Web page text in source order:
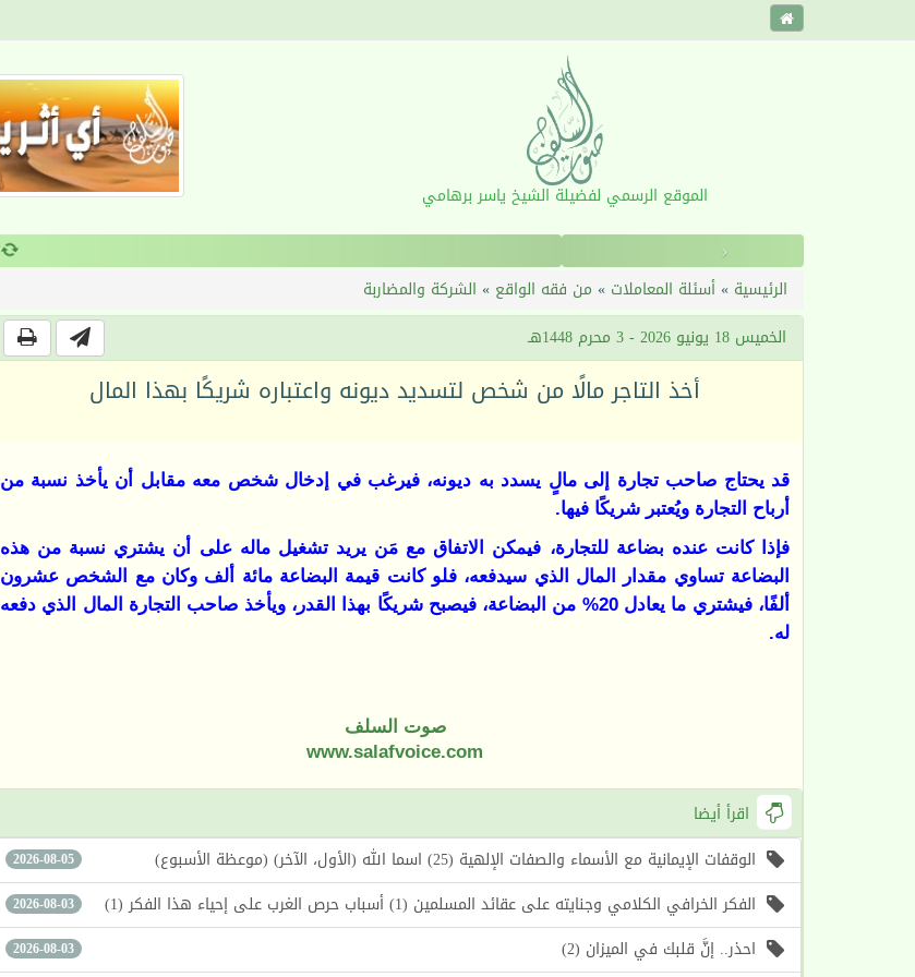
الموقع الرسمي لفضيلة الشيخ ياسر برهامي
‹
الرئيسية »أسئلة المعاملات » من فقه الواقع » الشركة والمضاربة
الخميس 18 يونيو 2026 - 3 محرم 1448هـ
أخذ التاجر مالًا من شخص لتسديد ديونه واعتباره شريكًا بهذا المال
قد يحتاج صاحب تجارة إلى مالٍ يسدد به ديونه، فيرغب في إدخال شخص معه مقابل أن يأخذ نسبة من
أرباح التجارة ويُعتبر شريكًا فيها.
فإذا كانت عنده بضاعة للتجارة، فيمكن الاتفاق مع مَن يريد تشغيل ماله على أن يشتري نسبة من هذه
البضاعة تساوي مقدار المال الذي سيدفعه، فلو كانت قيمة البضاعة مائة ألف وكان مع الشخص عشرون
ألفًا، فيشتري ما يعادل 20% من البضاعة، فيصبح شريكًا بهذا القدر، ويأخذ صاحب التجارة المال الذي دفعه
له.
صوت السلف
www.salafvoice.com
اقرأ أيضا
2026-08-05 الوقفات الإيمانية مع الأسماء والصفات الإلهية (25) اسما الله (الأول، الآخر) (موعظة الأسبوع)
2026-08-03 الفكر الخرافي الكلامي وجنايته على عقائد المسلمين (1) أسباب حرص الغرب على إحياء هذا الفكر (1)
2026-08-03 احذر.. إنَّ قلبك في الميزان (2)